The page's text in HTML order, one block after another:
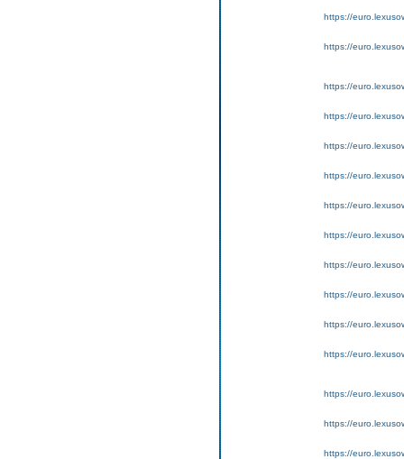
https://
https://
https://
https://
https://
https://
https://
https://
https://
https://
https://
https://
https://
https://
https://